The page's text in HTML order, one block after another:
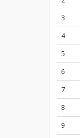
3
4
5
6
7
8
9